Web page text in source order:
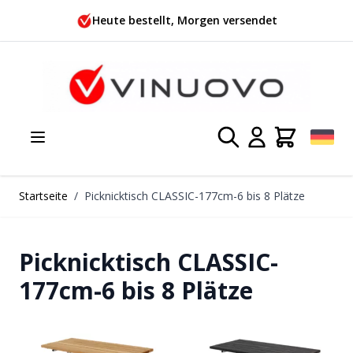
Zum Inhalt springen
Heute bestellt, Morgen versendet
Startseite / Picknicktisch CLASSIC-177cm-6 bis 8 Plätze
Picknicktisch CLASSIC-
177cm-6 bis 8 Plätze